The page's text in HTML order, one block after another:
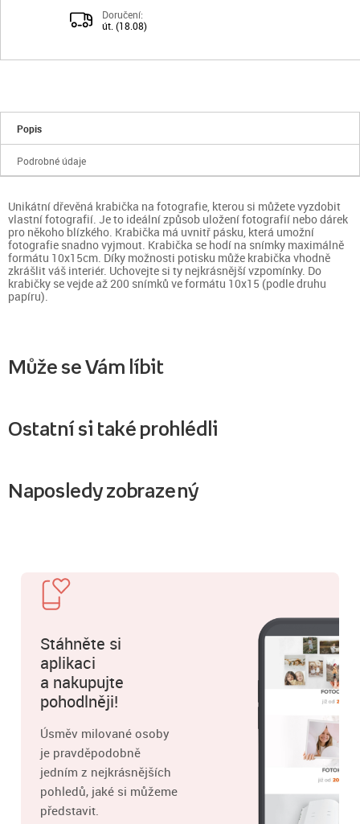
Doručení:
út. (18.08)
Popis
Podrobné údaje
Unikátní dřevěná krabička na fotografie, kterou si můžete vyzdobit
vlastní fotografií. Je to ideální způsob uložení fotografií nebo dárek
pro někoho blízkého. Krabička má uvnitř pásku, která umožní
fotografie snadno vyjmout. Krabička se hodí na snímky maximálně
formátu 10x15cm. Díky možnosti potisku může krabička vhodně
zkrášlit váš interiér. Uchovejte si ty nejkrásnější vzpomínky. Do
krabičky se vejde až 200 snímků ve formátu 10x15 (podle druhu
papíru).
Může se Vám líbit
Ostatní si také prohlédli
Naposledy zobrazený
Stáhněte si
aplikaci
a nakupujte
pohodlněji!
Úsměv milované osoby
je pravděpodobně
jedním z nejkrásnějších
pohledů, jaké si můžeme
představit.